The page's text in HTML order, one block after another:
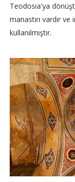
Teodosia'ya
manastırı vardır
kullanılmıştır.